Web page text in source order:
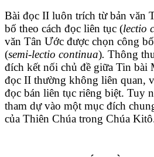
Bài đọc II luôn trích từ bản văn
bố theo cách đọc liên tục (lectio
văn Tân Ước được chọn công
(semi-lectio continua). Thông
đích kết nối chủ đề giữa Tin bài
đọc II thường không liên quan,
đọc bán liên tục riêng biệt. Tuy
tham dự vào một mục đích
của Thiên Chúa trong Chúa